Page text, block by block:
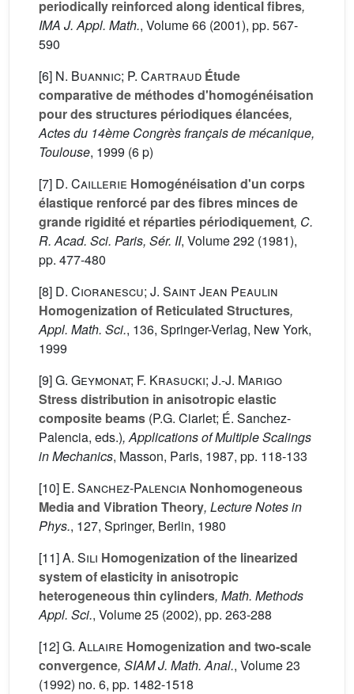
periodically reinforced along identical fibres,
IMA J. Appl. Math., Volume 66 (2001), pp. 567-
590
[6] N. Buannic; P. Cartraud Étude
comparative de méthodes d'homogénéisation
pour des structures périodiques élancées,
Actes du 14ème Congrès français de mécanique,
Toulouse, 1999 (6 p)
[7] D. Caillerie Homogénéisation d'un corps
élastique renforcé par des fibres minces de
grande rigidité et réparties périodiquement, C.
R. Acad. Sci. Paris, Sér. II, Volume 292 (1981),
pp. 477-480
[8] D. Cioranescu; J. Saint Jean Peaulin
Homogenization of Reticulated Structures,
Appl. Math. Sci., 136, Springer-Verlag, New York,
1999
[9]G. Geymonat; F. Krasucki; J.-J. Marigo
Stress distribution in anisotropic elastic
composite beams (P.G. Ciarlet; É. Sanchez-
Palencia, eds.), Applications of Multiple Scalings
in Mechanics, Masson, Paris, 1987, pp. 118-133
[10] E. Sanchez-Palencia Nonhomogeneous
Media and Vibration Theory, Lecture Notes in
Phys., 127, Springer, Berlin, 1980
[11]A. Sili Homogenization of the linearized
system of elasticity in anisotropic
heterogeneous thin cylinders, Math. Methods
Appl. Sci., Volume 25 (2002), pp. 263-288
[12]G. Allaire Homogenization and two-scale
convergence, SIAM J. Math. Anal., Volume 23
(1992) no. 6, pp. 1482-1518